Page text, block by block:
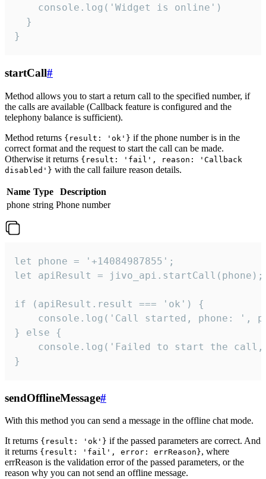
    console.log('Widget is online')
  }
}
startCall#
Method allows you to start a return call to the specified number, if
the calls are available (Callback feature is configured and the
telephony balance is sufficient).
Method returns {result: 'ok'} if the phone number is in the
correct format and the request to start the call can be made.
Otherwise it returns {result: 'fail', reason: 'Callback
disabled'} with the call failure reason details.
Name Type
Description
phone string Phone number
let phone = '+14084987855';
let apiResult = jivo_api.startCall(phone);
if (apiResult.result === 'ok') {
console.log('Call started, phone: ',
} else {
console.log('Failed to start the
}
sendOfflineMessage#
With this method you can send a message in the offline chat mode.
It returns {result: 'ok'} if the passed parameters are correct. And
it returns {result: 'fail', error: errReason}, where
errReason is the validation error of the passed parameters, or the
reason why you can not send an offline message.